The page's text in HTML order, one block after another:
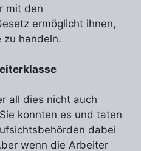
mit den
ermöglicht ihnen,
zu handeln.
all dies nicht auch
konnten es und taten
dabei
wenn die Arbeiter